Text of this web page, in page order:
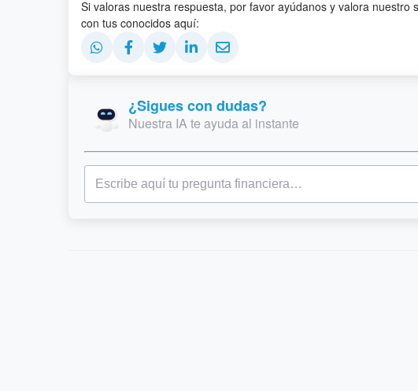
Si valoras nuestra respuesta, por favor ayúdanos y valora
con tus conocidos aquí:
¿Sigues con dudas?
Nuestra IA te ayuda al instante